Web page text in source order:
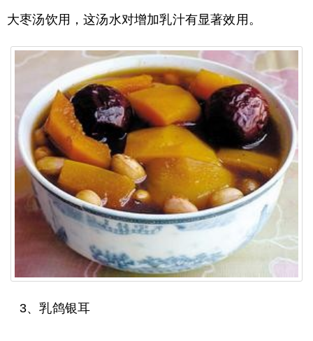
大枣汤饮用，这汤水对增加乳汁有显著效用。
3、乳鸽银耳